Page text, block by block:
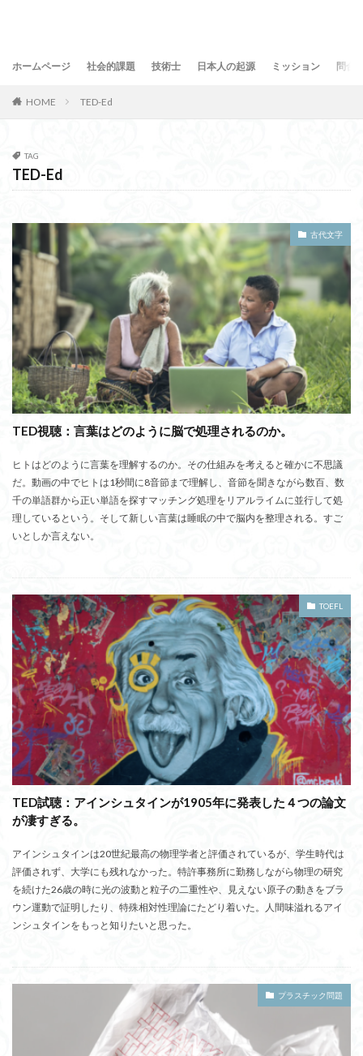
ホームページ 社会的課題 技術士 日本人の起源 ミッション 問合
HOME TED-Ed
TAG
TED-Ed
古代文字
TED視聴：言葉はどのように脳で処理されるのか。
ヒトはどのように言葉を理解するのか。その仕組みを考えると確かに不思議
だ。動画の中でヒトは1秒間に8音節まで理解し、音節を聞きながら数百、数
千の単語群から正い単語を探すマッチング処理をリアルライムに並行して処
理しているという。そして新しい言葉は睡眠の中で脳内を整理される。すご
いとしか言えない。
TOEFL
TED試聴：アインシュタインが1905年に発表した４つの論文
が凄すぎる。
アインシュタインは20世紀最高の物理学者と評価されているが、学生時代は
評価されず、大学にも残れなかった。特許事務所に勤務しながら物理の研究
を続けた26歳の時に光の波動と粒子の二重性や、見えない原子の動きをブラ
ウン運動で証明したり、特殊相対性理論にたどり着いた。人間味溢れるアイ
ンシュタインをもっと知りたいと思った。
プラスチック問題